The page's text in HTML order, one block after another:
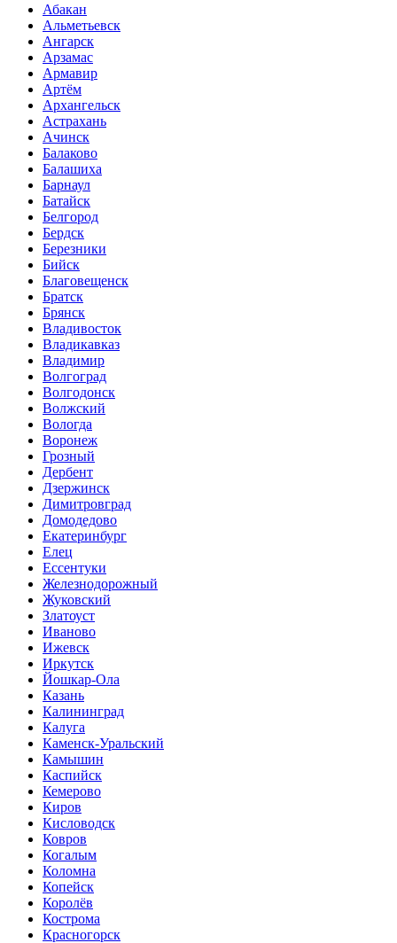
Абакан
Альметьевск
Ангарск
Арзамас
Армавир
Артём
Архангельск
Астрахань
Ачинск
Балаково
Балашиха
Барнаул
Батайск
Белгород
Бердск
Березники
Бийск
Благовещенск
Братск
Брянск
Владивосток
Владикавказ
Владимир
Волгоград
Волгодонск
Волжский
Вологда
Воронеж
Грозный
Дербент
Дзержинск
Димитровград
Домодедово
Екатеринбург
Елец
Ессентуки
Железнодорожный
Жуковский
Златоуст
Иваново
Ижевск
Иркутск
Йошкар-Ола
Казань
Калининград
Калуга
Каменск-Уральский
Камышин
Каспийск
Кемерово
Киров
Кисловодск
Ковров
Когалым
Коломна
Копейск
Королёв
Кострома
Красногорск